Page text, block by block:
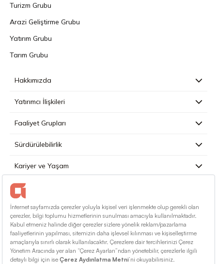
Turizm Grubu
Arazi Geliştirme Grubu
Yatırım Grubu
Tarım Grubu
Hakkımızda
Yatırımcı İlişkileri
Faaliyet Grupları
Sürdürülebilirlik
Kariyer ve Yaşam
Basın
İletişim
Türkçe
Kullanım Koşulları